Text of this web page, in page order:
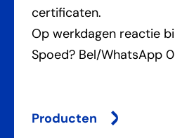
certificaten.
Op werkdagen reactie
Spoed? Bel/WhatsApp
Producten